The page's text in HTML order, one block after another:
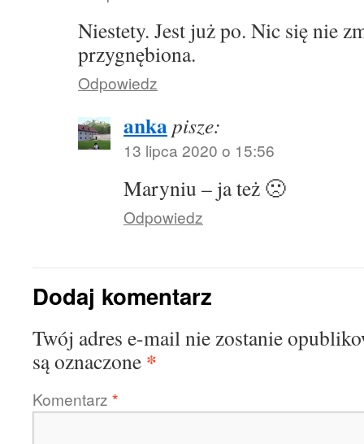
Niestety. Jest już po. Nic się nie
przygnębiona.
Odpowiedz
ankapisze:
13 lipca 2020 o 15:56
Maryniu – ja też 🙁
Odpowiedz
Dodaj komentarz
Twój adres e-mail nie zostanie
są oznaczone *
Komentarz *